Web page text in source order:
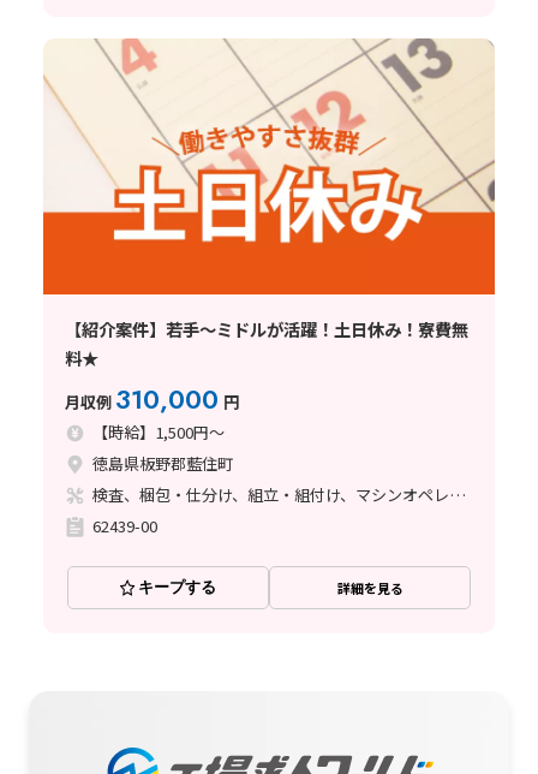
【紹介案件】若手～ミドルが活躍！土日休み！寮費無
料★
月収例 310,000 円
【時給】1,500円～
徳島県板野郡藍住町
検査、梱包・仕分け、組立・組付け、マシンオペレーター、玉掛け・クレーン
62439-00
キープする 詳細を見る